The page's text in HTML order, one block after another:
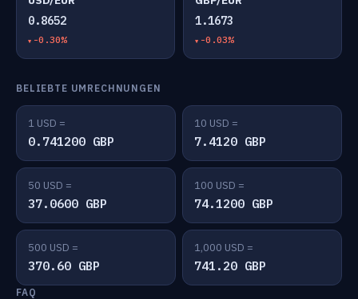
0.8652
-0.30%
1.1673
-0.03%
BELIEBTE UMRECHNUNGEN
1 USD =
0.741200 GBP
10 USD =
7.4120 GBP
50 USD =
37.0600 GBP
100 USD =
74.1200 GBP
500 USD =
370.60 GBP
1,000 USD =
741.20 GBP
FAQ